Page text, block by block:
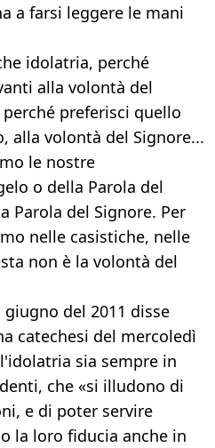
a farsi leggere le mani
idolatria, perché
alla volontà del
preferisci quello
alla volontà del Signore...
le nostre
o della Parola del
Parola del Signore. Per
nelle casistiche, nelle
non è la volontà del
giugno del 2011 disse
catechesi del mercoledì
sia sempre in
che «si illudono di
e di poter servire
la loro fiducia anche in